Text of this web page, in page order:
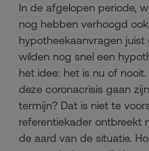
In de afgelopen periode,
nog hebben verhoogd
hypotheekaanvragen juist
wilden nog snel een
het idee: het is nu of
deze coronacrisis gaan
termijn? Dat is niet te
referentiekader ontbreekt
de aard van de situatie.